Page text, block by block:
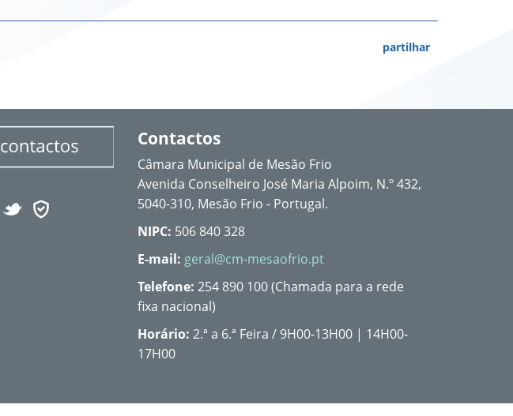
partilhar
Contactos
Câmara Municipal de Mesão Frio
Avenida Conselheiro José Maria Alpoim, N.º 432,
5040-310, Mesão Frio - Portugal.
NIPC: 506 840 328
E-mail: geral@cm-mesaofrio.pt
Telefone: 254 890 100 (Chamada para a rede
fixa nacional)
Horário:2.ª a 6.ª Feira / 9H00-13H00 | 14H00-
17H00